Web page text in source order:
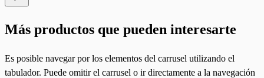
Más productos que pueden interesarte
Es posible navegar por los elementos del carrusel utilizando el
tabulador. Puede omitir el carrusel o ir directamente a la navegación